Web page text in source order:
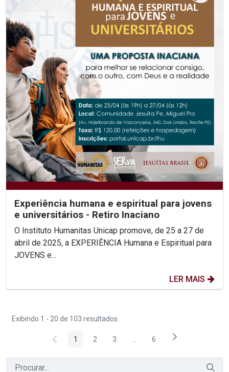
Experiência humana e espiritual para jovens
e universitários - Retiro Inaciano
O Instituto Humanitas Unicap promove, de 25 a 27 de
abril de 2025, a EXPERIÊNCIA Humana e Espiritual para
JOVENS e...
LER MAIS
Exibindo 1 - 20 de 103 resultados.
Página
1 Página
2 Página
3 Páginas intermediárias Usar
Página
6